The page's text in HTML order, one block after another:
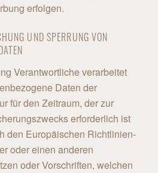
erfolgen.
UND SPERRUNG VON P
Verantwortliche verarbeitet
Daten der
für den Zeitraum, der zur
erforderlich ist
den Europäischen Richtlinien-
oder einen anderen
oder Vorschriften, welchen